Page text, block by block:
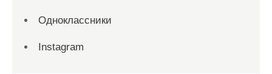
Одноклассники
Instagram